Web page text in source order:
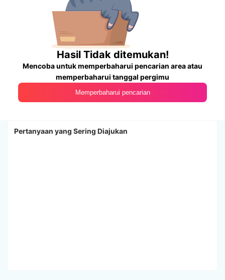
Hasil Tidak ditemukan!
Mencoba untuk memperbaharui pencarian area atau
memperbaharui tanggal pergimu
Memperbaharui pencarian
Pertanyaan yang Sering Diajukan